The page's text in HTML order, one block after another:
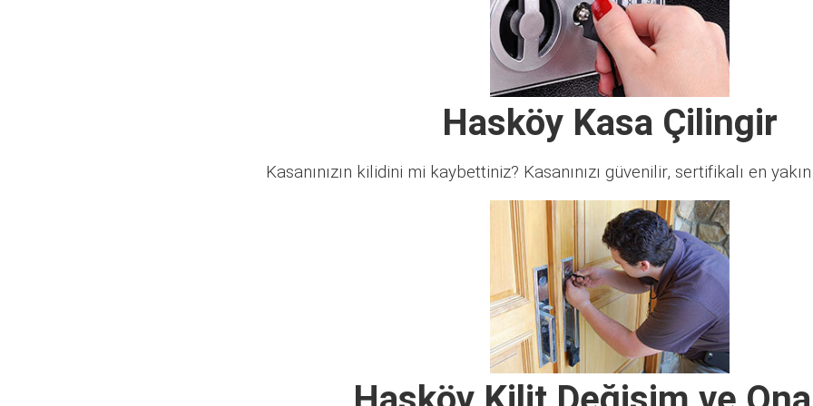
Hasköy Kasa Çilingir
Kasanınızın kilidini mi kaybettiniz? Kasanınızı güvenilir, sertifikalı en